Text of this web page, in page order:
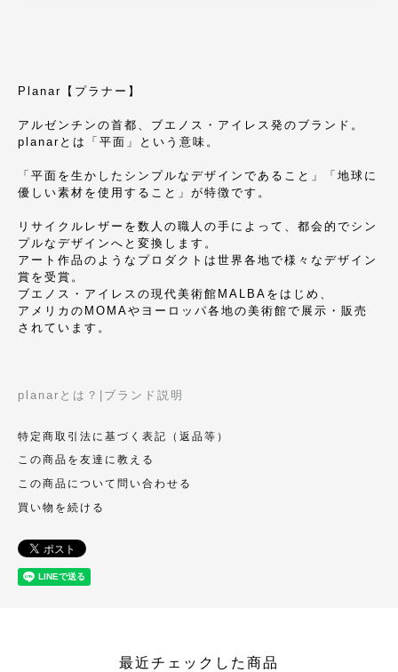
Planar【プラナー】
アルゼンチンの首都、ブエノス・アイレス発のブランド。
planarとは「平面」という意味。
「平面を生かしたシンプルなデザインであること」「地球に
優しい素材を使用すること」が特徴です。
リサイクルレザーを数人の職人の手によって、都会的でシン
プルなデザインへと変換します。
アート作品のようなプロダクトは世界各地で様々なデザイン
賞を受賞。
ブエノス・アイレスの現代美術館MALBAをはじめ、
アメリカのMOMAやヨーロッパ各地の美術館で展示・販売
されています。
planarとは？|ブランド説明
特定商取引法に基づく表記（返品等）
この商品を友達に教える
この商品について問い合わせる
買い物を続ける
最近チェックした商品